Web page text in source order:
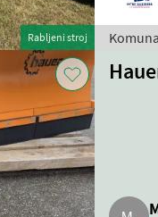
Rabljeni stroj